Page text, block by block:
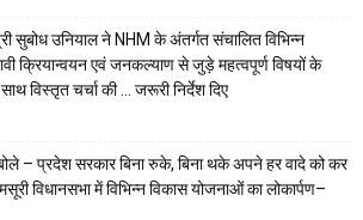
सुबोध उनियाल ने NHM के अंतर्गत संचालित विभिन्न
क्रियान्वयन एवं जनकल्याण से जुड़े महत्वपूर्ण विषयों के
विस्तृत चर्चा की … जरूरी निर्देश दिए
– प्रदेश सरकार बिना रुके, बिना थके अपने हर वादे को कर
विधानसभा में विभिन्न विकास योजनाओं का लोकार्पण–